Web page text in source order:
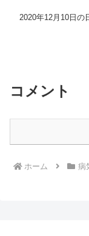
2020年12月10日
コメント
ホーム 病